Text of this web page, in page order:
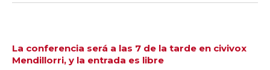
La conferencia será a las 7 de la tarde en civivox
Mendillorri, y la entrada es libre